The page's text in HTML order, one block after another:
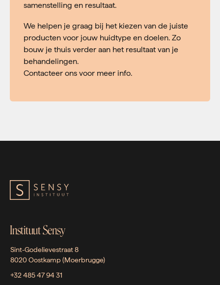
samenstelling en resultaat.
We helpen je graag bij het kiezen van de juiste
producten voor jouw huidtype en doelen. Zo
bouw je thuis verder aan het resultaat van je
behandelingen.
Contacteer ons voor meer info.
Instituut Sensy
Sint-Godelievestraat 8
8020 Oostkamp (Moerbrugge)
+32 485 47 94 31